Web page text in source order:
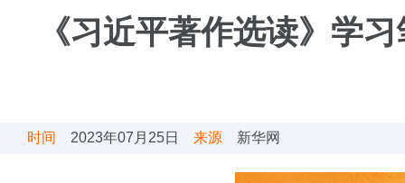
《习近平著作选读》学
时间 2023年07月25日 来源 新华网